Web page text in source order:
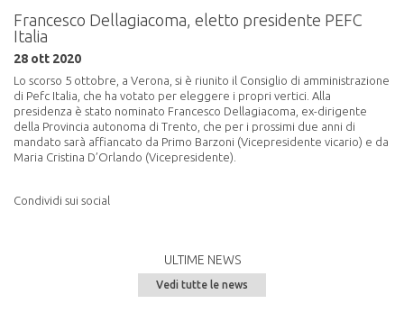
Francesco Dellagiacoma, eletto presidente PEFC
Italia
28 ott 2020
Lo scorso 5 ottobre, a Verona, si è riunito il Consiglio di amministrazione
di Pefc Italia, che ha votato per eleggere i propri vertici. Alla
presidenza è stato nominato Francesco Dellagiacoma, ex-dirigente
della Provincia autonoma di Trento, che per i prossimi due anni di
mandato sarà affiancato da Primo Barzoni (Vicepresidente vicario) e da
Maria Cristina D’Orlando (Vicepresidente).
Condividi sui social
ULTIME NEWS
Vedi tutte le news